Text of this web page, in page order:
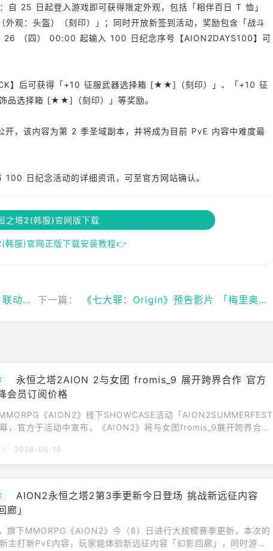
自 25 日起登入游戏即可获得限定外观，包括「相伴百日 T 恤」
外观：头盔）（刻印）」；同时开放新签到活动，奖励包含「战斗
26 （四） 00:00 起输入 100 日纪念序号【AION2DAYS100】可
】后可获得「+10 征服武器选择箱 [★★]（刻印）」、「+10 征
品选择箱 [★★]（刻印）」等奖励。
，该内容为第 2 季圣域副本，并将成为目前 PvE 内容中难度最
日纪念活动的详细资讯，可至官方网站确认。
之塔2(韩服)官网版下载
韩服)官网正版下载安装教程👉
门市资讯 下一篇： 《七大罪：Origin》预告影片 「梅里奥达斯」与「崔斯坦」等系列人气角色盛大重聚
永恒之塔2AION 2与女团 fromis_9 展开跨界合作 官方
会员订阅价格
《AION2》线下SHOWCASE活动「AION2SUMMERFEST
，官方于活动中宣布，《AION2》将与女团fromis_9展开跨界合
地」，带来新职业「拳星」、新领地等内容。同时，官方预告将调
/ 2026-06-16
AION2永恒之塔2第3季更新今日登场 挑战新远征内容
廊」
旗下MMORPG《AION2》今（8）日进行大规模赛季更新，本次的
主打新PvE内容，玩家能体验新远征内容「幻影回廊」，同时游戏